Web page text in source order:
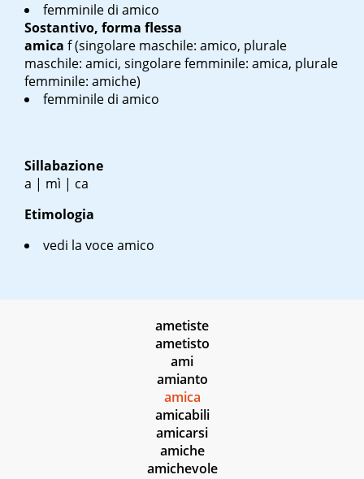
femminile di amico
Sostantivo, forma flessa
amica f(singolare maschile: amico, plurale
maschile: amici, singolare femminile: amica, plurale
femminile: amiche)
femminile di amico
Sillabazione
a | mì | ca
Etimologia
vedi la voce amico
ametiste
ametisto
ami
amianto
amica
amicabili
amicarsi
amiche
amichevole